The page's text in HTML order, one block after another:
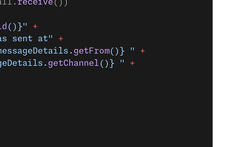
receive ())
()}"
+
sent at"
+
getFrom()} "
+
getChannel ()} " +